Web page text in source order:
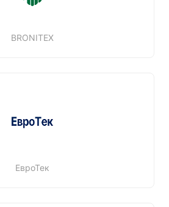
BRONITEX
ЕвроТек